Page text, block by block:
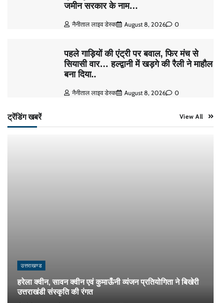
जमीन सरकार के नाम…
नैनीताल लाइव डेस्क August 8, 2026 0
पहले गाड़ियों की एंट्री पर बवाल, फिर मंच से
सियासी वार… हल्द्वानी में खड़गे की रैली ने माहौल
बना दिया..
नैनीताल लाइव डेस्क August 8, 2026 0
ट्रेंडिंग खबरें View All
उत्तराखण्ड
हरेला क्वीन, सावन क्वीन एवं कुमाऊँनी व्यंजन प्रतियोगिता ने बिखेरी
उत्तराखंडी संस्कृति की रंगत